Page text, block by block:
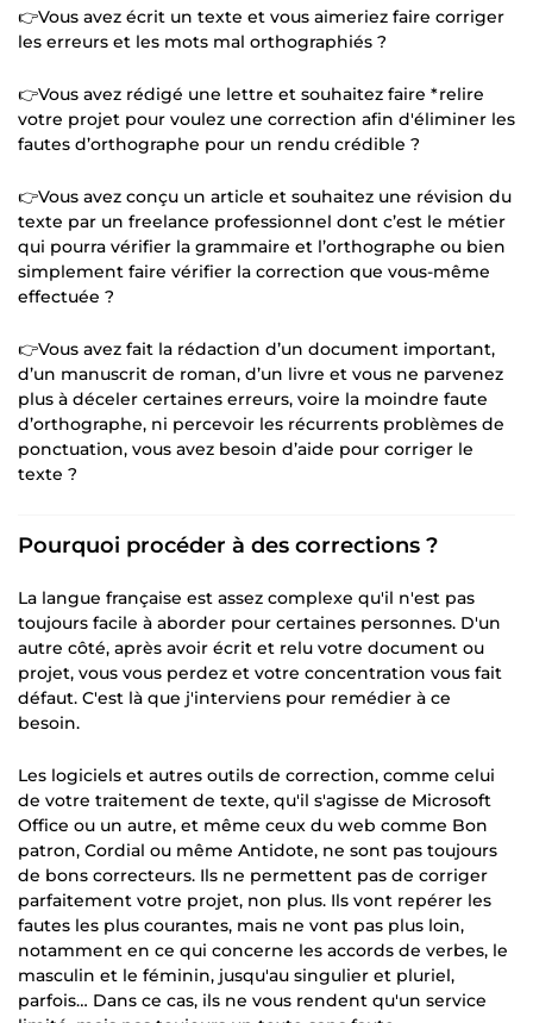
👉Vous avez écrit un texte et vous aimeriez faire corriger
les erreurs et les mots mal orthographiés ?
👉Vous avez rédigé une lettre et souhaitez faire *relire
votre projet pour voulez une correction afin d'éliminer les
fautes d’orthographe pour un rendu crédible ?
👉Vous avez conçu un article et souhaitez une révision du
texte par un freelance professionnel dont c’est le métier
qui pourra vérifier la grammaire et l’orthographe ou bien
simplement faire vérifier la correction que vous-même
effectuée ?
👉Vous avez fait la rédaction d’un document important,
d’un manuscrit de roman, d’un livre et vous ne parvenez
plus à déceler certaines erreurs, voire la moindre faute
d’orthographe, ni percevoir les récurrents problèmes de
ponctuation, vous avez besoin d’aide pour corriger le
texte ?
Pourquoi procéder à des corrections ?
La langue française est assez complexe qu'il n'est pas
toujours facile à aborder pour certaines personnes. D'un
autre côté, après avoir écrit et relu votre document ou
projet, vous vous perdez et votre concentration vous fait
défaut. C'est là que j'interviens pour remédier à ce
besoin.
Les logiciels et autres outils de correction, comme celui
de votre traitement de texte, qu'il s'agisse de Microsoft
Office ou un autre, et même ceux du web comme Bon
patron, Cordial ou même Antidote, ne sont pas toujours
de bons correcteurs. Ils ne permettent pas de corriger
parfaitement votre projet, non plus. Ils vont repérer les
fautes les plus courantes, mais ne vont pas plus loin,
notamment en ce qui concerne les accords de verbes, le
masculin et le féminin, jusqu'au singulier et pluriel,
parfois… Dans ce cas, ils ne vous rendent qu'un service